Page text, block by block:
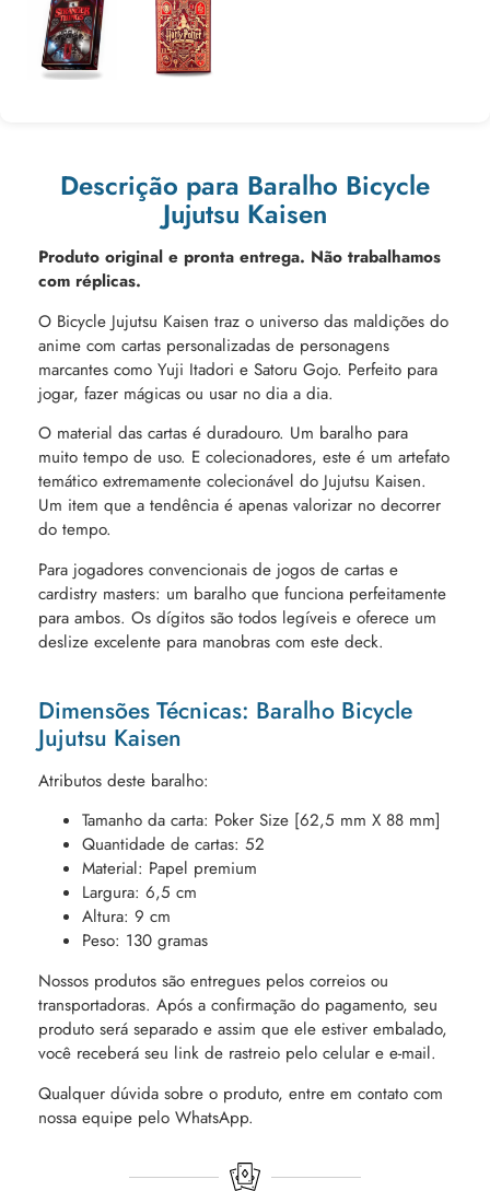
Descrição para Baralho Bicycle
Jujutsu Kaisen
Produto original e pronta entrega. Não trabalhamos
com réplicas.
O Bicycle Jujutsu Kaisen traz o universo das maldições do
anime com cartas personalizadas de personagens
marcantes como Yuji Itadori e Satoru Gojo. Perfeito para
jogar, fazer mágicas ou usar no dia a dia.
O material das cartas é duradouro. Um baralho para
muito tempo de uso. E colecionadores, este é um artefato
temático extremamente colecionável do Jujutsu Kaisen.
Um item que a tendência é apenas valorizar no decorrer
do tempo.
Para jogadores convencionais de jogos de cartas e
cardistry masters: um baralho que funciona perfeitamente
para ambos. Os dígitos são todos legíveis e oferece um
deslize excelente para manobras com este deck.
Dimensões Técnicas: Baralho Bicycle
Jujutsu Kaisen
Atributos deste baralho:
Tamanho da carta: Poker Size [62,5 mm X 88 mm]
Quantidade de cartas: 52
Material: Papel premium
Largura: 6,5 cm
Altura: 9 cm
Peso: 130 gramas
Nossos produtos são entregues pelos correios ou
transportadoras. Após a confirmação do pagamento, seu
produto será separado e assim que ele estiver embalado,
você receberá seu link de rastreio pelo celular e e-mail.
Qualquer dúvida sobre o produto, entre em contato com
nossa equipe pelo WhatsApp.